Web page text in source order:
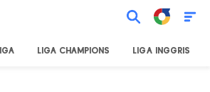
LIGA CHAMPIONS LIGA INGGRIS